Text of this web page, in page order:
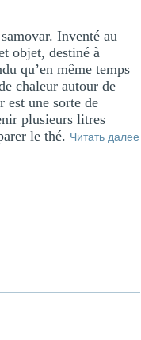
Inventé au
objet, destiné à
qu’en même temps
chaleur autour de
est une sorte de
plusieurs litres
le thé. Читать далее